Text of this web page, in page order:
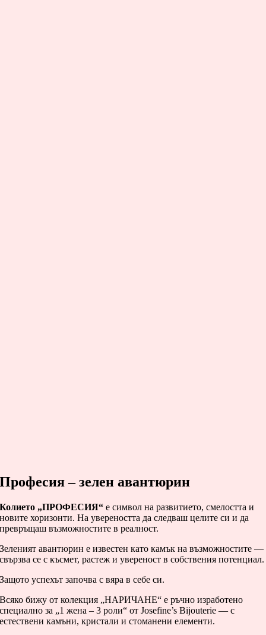
Професия – зелен авантюрин
Колието „ПРОФЕСИЯ“ е символ на развитието, смелостта и
новите хоризонти. На увереността да следваш целите си и да
превръщаш възможностите в реалност.
Зеленият авантюрин е известен като камък на възможностите —
свързва се с късмет, растеж и увереност в собствения потенциал.
Защото успехът започва с вяра в себе си.
Всяко бижу от колекция „НАРИЧАНЕ“ е ръчно изработено
специално за „1 жена – 3 роли“ от Josefine’s Bijouterie — с
естествени камъни, кристали и стоманени елементи.